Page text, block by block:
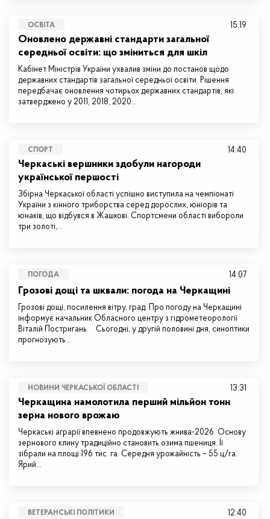
ОСВІТА
Оновлено державні стандарти загальної
середньої освіти: що зміниться для шкіл
Кабінет Міністрів України ухвалив зміни до постанов щодо
державних стандартів загальної середньої освіти. Рішення
передбачає оновлення чотирьох державних стандартів, які
затверджено у 2011, 2018, 2020…
15:19
СПОРТ
Черкаські вершники здобули нагороди
української першості
Збірна Черкаської області успішно виступила на чемпіонаті
України з кінного триборства серед дорослих, юніорів та
юнаків, що відбувся в Жашкові. Спортсмени області вибороли
три золоті,…
14:40
ПОГОДА
Грозові дощі та шквали: погода на Черкащині
Грозові дощі, посилення вітру, град. Про погоду на Черкащині
інформує начальник Обласного центру з гідрометеорології
Віталій Постригань. Сьогодні, у другій половині дня, синоптики
прогнозують…
14:07
НОВИНИ ЧЕРКАСЬКОЇ ОБЛАСТІ
Черкащина намолотила перший мільйон тонн
зерна нового врожаю
Черкаські аграрії впевнено продовжують жнива-2026. Основу
зернового клину традиційно становить озима пшениця. Її
зібрали на площі 196 тис. га. Середня урожайність – 55 ц/га.
Ярий…
13:31
ВЕТЕРАНСЬКІ ПОЛІТИКИ 12:40